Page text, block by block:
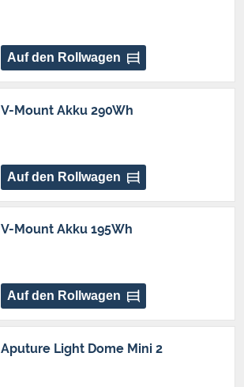
Auf den Rollwagen
V-Mount Akku 290Wh
Auf den Rollwagen
V-Mount Akku 195Wh
Auf den Rollwagen
Aputure Light Dome Mini 2